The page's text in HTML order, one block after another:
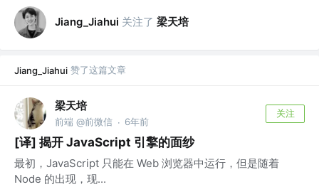
Jiang_Jiahui 关注了 梁天培
Jiang_Jiahui 赞了这篇文章
梁天培
前端 @前微信 · 6年前
关注
[译] 揭开 JavaScript 引擎的面纱
最初，JavaScript 只能在 Web 浏览器中运行，但是随着
Node 的出现，现...